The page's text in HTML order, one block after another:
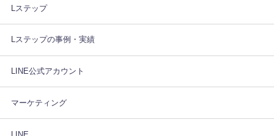
Lステップ
Lステップの事例・実績
LINE公式アカウント
マーケティング
LINE